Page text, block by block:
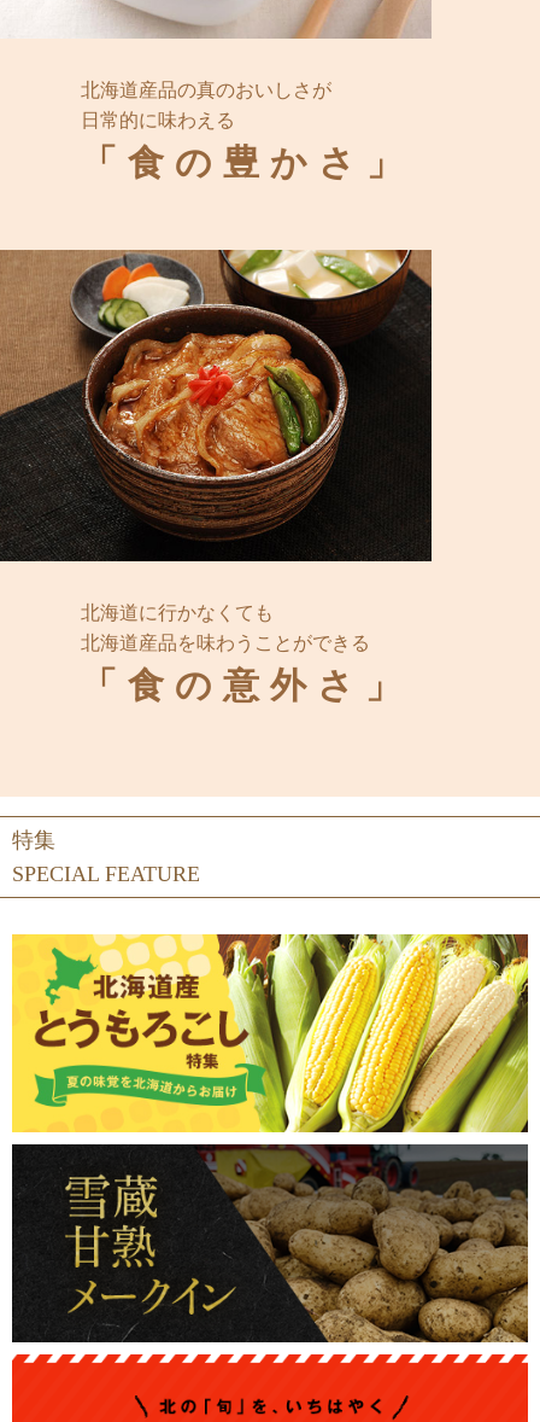
北海道産品の真のおいしさが
日常的に味わえる
「食の豊かさ」
北海道に行かなくても
北海道産品を味わうことができる
「食の意外さ」
SPECIAL FEATURE
特集